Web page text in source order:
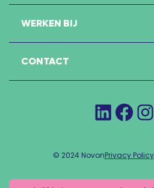
WERKEN BIJ
CONTACT
LinkedIn
© 2024 NovonPrivacy Policy